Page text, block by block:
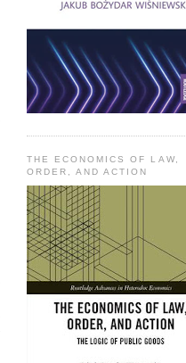
THE ECONOMICS OF LAW,
ORDER, AND ACTION